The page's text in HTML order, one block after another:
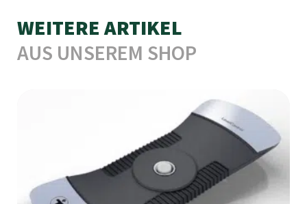
WEITERE ARTIKEL
AUS UNSEREM SHOP